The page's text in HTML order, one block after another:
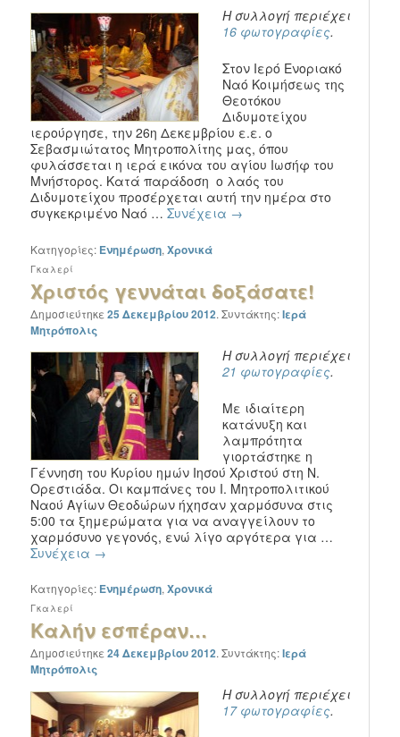
Η συλλογή περιέχει
16 φωτογραφίες.
Στον Ιερό Ενοριακό
Ναό Κοιμήσεως της
Θεοτόκου
Διδυμοτείχου
ιερούργησε, την 26η Δεκεμβρίου ε.ε. ο
Σεβασμιώτατος Μητροπολίτης μας, όπου
φυλάσσεται η ιερά εικόνα του αγίου Ιωσήφ του
Μνήστορος. Κατά παράδοση ο λαός του
Διδυμοτείχου προσέρχεται αυτή την ημέρα στο
συγκεκριμένο Ναό …Συνέχεια →
Κατηγορίες: Ενημέρωση,Χρονικά
Χριστός γεννάται δοξάσατε!
Γκαλερί
Δημοσιεύτηκε25 Δεκεμβρίου 2012.Συντάκτης:Ιερά
Μητρόπολις
Η συλλογή περιέχει
21 φωτογραφίες.
Με ιδιαίτερη
κατάνυξη και
λαμπρότητα
γιορτάστηκε η
Γέννηση του Κυρίου ημών Ιησού Χριστού στη Ν.
Ορεστιάδα. Οι καμπάνες του Ι. Μητροπολιτικού
Ναού Αγίων Θεοδώρων ήχησαν χαρμόσυνα στις
5:00 τα ξημερώματα για να αναγγείλουν το
χαρμόσυνο γεγονός, ενώ λίγο αργότερα για …
Συνέχεια →
Κατηγορίες: Ενημέρωση,Χρονικά
Καλήν εσπέραν…
Γκαλερί
Δημοσιεύτηκε24 Δεκεμβρίου 2012.Συντάκτης:Ιερά
Μητρόπολις
Η συλλογή περιέχει
17 φωτογραφίες.